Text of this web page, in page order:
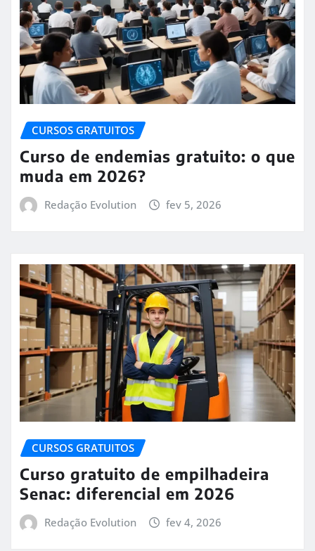
CURSOS GRATUITOS
Curso de endemias gratuito: o que
muda em 2026?
Redação Evolution fev 5, 2026
CURSOS GRATUITOS
Curso gratuito de empilhadeira
Senac: diferencial em 2026
Redação Evolution fev 4, 2026